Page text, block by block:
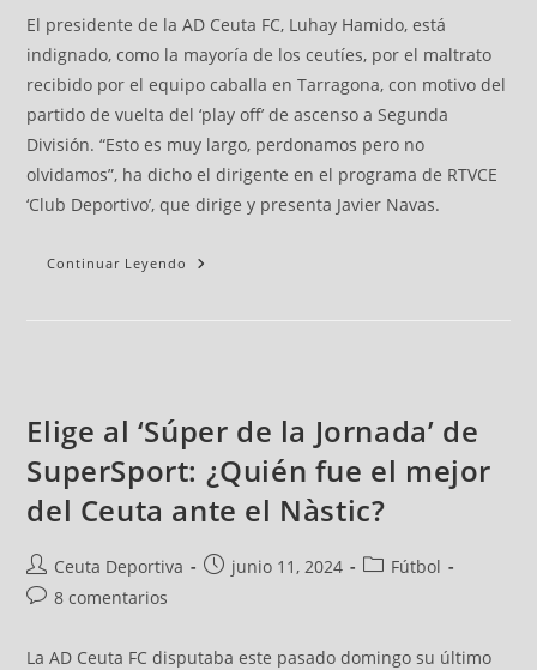
El presidente de la AD Ceuta FC, Luhay Hamido, está
indignado, como la mayoría de los ceutíes, por el maltrato
recibido por el equipo caballa en Tarragona, con motivo del
partido de vuelta del ‘play off’ de ascenso a Segunda
División. “Esto es muy largo, perdonamos pero no
olvidamos”, ha dicho el dirigente en el programa de RTVCE
‘Club Deportivo’, que dirige y presenta Javier Navas.
Continuar Leyendo
Elige al ‘Súper de la Jornada’ de
SuperSport: ¿Quién fue el mejor
del Ceuta ante el Nàstic?
Ceuta Deportiva junio 11, 2024
Fútbol
8 comentarios
La AD Ceuta FC disputaba este pasado domingo su último